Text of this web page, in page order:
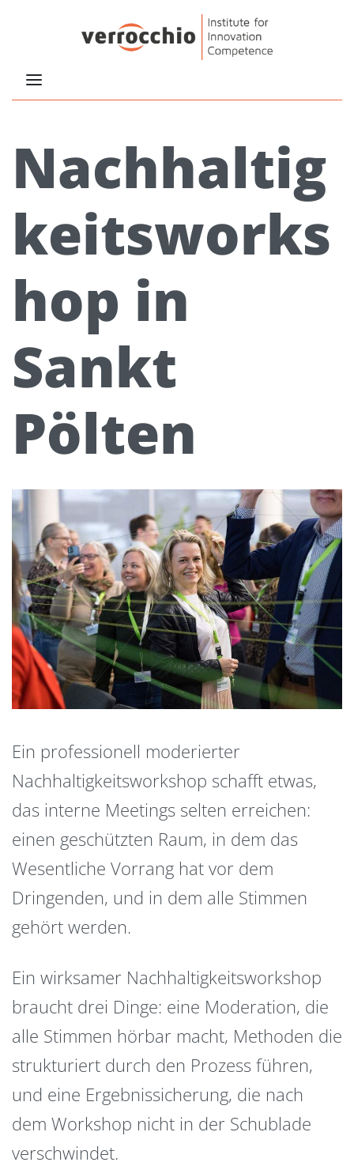
Nachhaltig
keitsworks
hop in
Sankt
Pölten
Ein professionell moderierter
Nachhaltigkeitsworkshop schafft etwas,
das interne Meetings selten erreichen:
einen geschützten Raum, in dem das
Wesentliche Vorrang hat vor dem
Dringenden, und in dem alle Stimmen
gehört werden.
Ein wirksamer Nachhaltigkeitsworkshop
braucht drei Dinge: eine Moderation, die
alle Stimmen hörbar macht, Methoden die
strukturiert durch den Prozess führen,
und eine Ergebnissicherung, die nach
dem Workshop nicht in der Schublade
verschwindet.